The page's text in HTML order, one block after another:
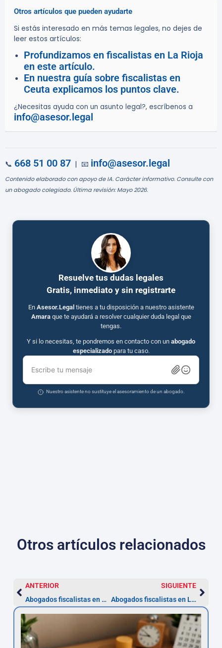
Otros artículos que pueden ayudarte
Si estás interesado en más temas legales, no dejes de
leer estos artículos:
Profundizamos en fiscalistas en La Rioja
en este artículo.
En nuestra guía sobre fiscalistas en
Ceuta explicamos los puntos clave.
¿Necesitas ayuda con un asunto legal?, escríbenos a
info@asesor.legal
📞 668 51 00 87 | 📧 info@asesor.legal
Contenido elaborado con apoyo de IA. Carácter informativo. Consulte con
un abogado colegiado. Última revisión: Mayo 2026.
Resuelve tus dudas legales
Gratis, inmediato y sin registrarte
En Asesor.Legal tienes a tu disposición a nuestro asistente
Amaraque te ayudará a resolver cualquier duda legal que
tengas.
Y si lo necesitas, te pondremos en contacto con un abogado
especializadopara tu caso.
Escribe tu mensaje
Nuestro asistente no sustituye el asesoramiento de un abogado.
Otros artículos relacionados
ANTERIOR
Abogados fiscalistas en Navarra: servicios y plazos clave
SIGUIENTE
Abogados fiscalistas en La Rioja — cuándo contratar y pasos clave